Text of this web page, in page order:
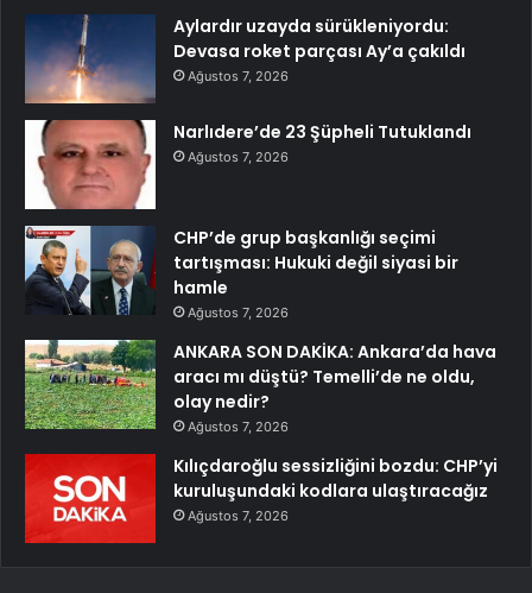
Aylardır uzayda sürükleniyordu:
Devasa roket parçası Ay’a çakıldı
Ağustos 7, 2026
Narlıdere’de 23 Şüpheli Tutuklandı
Ağustos 7, 2026
CHP’de grup başkanlığı seçimi
tartışması: Hukuki değil siyasi bir
hamle
Ağustos 7, 2026
ANKARA SON DAKİKA: Ankara’da hava
aracı mı düştü? Temelli’de ne oldu,
olay nedir?
Ağustos 7, 2026
Kılıçdaroğlu sessizliğini bozdu: CHP’yi
kuruluşundaki kodlara ulaştıracağız
Ağustos 7, 2026